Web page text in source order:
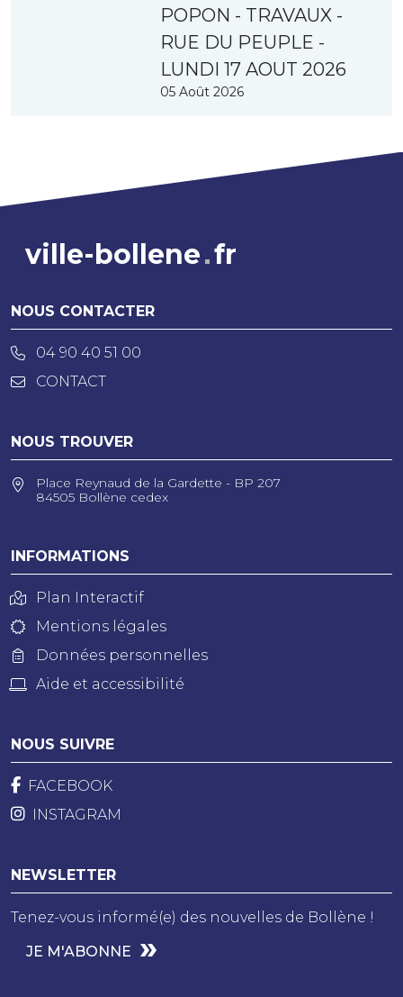
POPON - TRAVAUX -
RUE DU PEUPLE -
LUNDI 17 AOUT 2026
05 Août 2026
ville-bollene fr
NOUS CONTACTER
04 90 40 51 00
CONTACT
NOUS TROUVER
Place Reynaud de la Gardette - BP 207
84505 Bollène cedex
INFORMATIONS
Plan Interactif
Mentions légales
Données personnelles
Aide et accessibilité
NOUS SUIVRE
FACEBOOK
INSTAGRAM
NEWSLETTER
Tenez-vous informé(e) des nouvelles de Bollène !
JE M'ABONNE